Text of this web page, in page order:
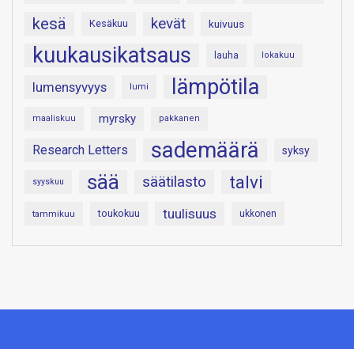
kesä Kesäkuu kevät kuivuus
kuukausikatsaus lauha lokakuu
lumensyvyys lumi lämpötila
maaliskuu myrsky pakkanen
Research Letters sademäärä syksy
syyskuu sää säätilasto talvi
tammikuu toukokuu tuulisuus ukkonen